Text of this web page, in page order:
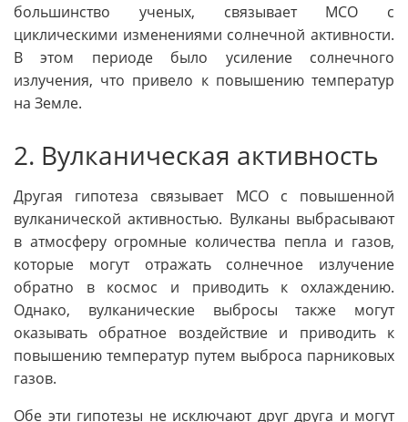
большинство ученых, связывает МСО с
циклическими изменениями солнечной активности.
В этом периоде было усиление солнечного
излучения, что привело к повышению температур
на Земле.
2. Вулканическая активность
Другая гипотеза связывает МСО с повышенной
вулканической активностью. Вулканы выбрасывают
в атмосферу огромные количества пепла и газов,
которые могут отражать солнечное излучение
обратно в космос и приводить к охлаждению.
Однако, вулканические выбросы также могут
оказывать обратное воздействие и приводить к
повышению температур путем выброса парниковых
газов.
Обе эти гипотезы не исключают друг друга и могут